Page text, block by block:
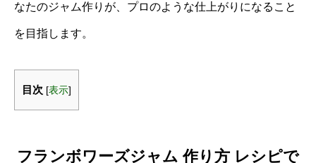
なたのジャム作りが、プロのような仕上がりになること
を目指します。
目次 [表示]
フランボワーズジャム 作り方 レシピで